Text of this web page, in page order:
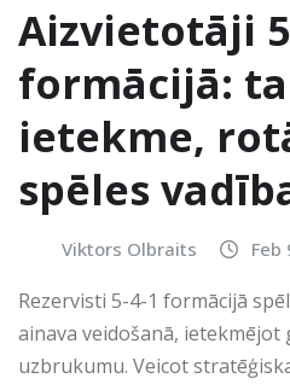
Aizvietotāji
formācijā:
ietekme,
spēles
Viktors Olbraits Feb
Rezervisti 5-4-1 formācijā
ainava veidošanā, ietekmējot
uzbrukumu. Veicot